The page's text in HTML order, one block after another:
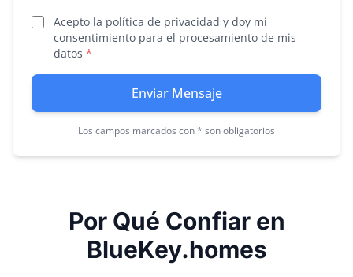
Acepto la política de privacidad y doy mi
consentimiento para el procesamiento de mis
datos *
Enviar Mensaje
Los campos marcados con * son obligatorios
Por Qué Confiar en
BlueKey.homes